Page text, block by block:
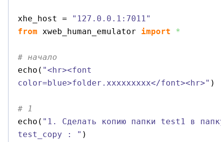
xhe_host =
"127.0.0.1:7011"
from xweb_human_emulator import *
# начало
echo ( "<hr><font
color=blue>folder.xxxxxxxxx</font><hr>" )
# 1
echo ( "1. Сделать копию папки test1 в
test_copy : " )